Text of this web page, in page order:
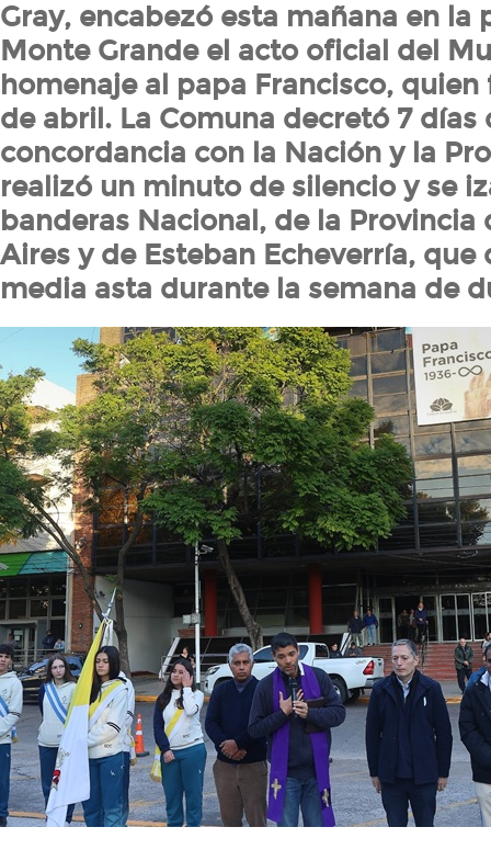
Gray, encabezó esta mañana en la
Monte Grande el acto oficial del
homenaje al papa Francisco, quien
de abril. La Comuna decretó 7 días
concordancia con la Nación y la
realizó un minuto de silencio y se
banderas Nacional, de la Provincia
Aires y de Esteban Echeverría, que
media asta durante la semana de